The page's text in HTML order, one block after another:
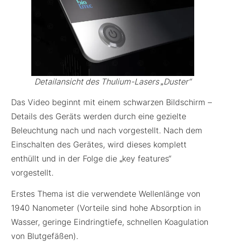
Detailansicht des Thulium-Lasers „Duster“
Das Video beginnt mit einem schwarzen Bildschirm –
Details des Geräts werden durch eine gezielte
Beleuchtung nach und nach vorgestellt. Nach dem
Einschalten des Gerätes, wird dieses komplett
enthüllt und in der Folge die „key features“
vorgestellt.
Erstes Thema ist die verwendete Wellenlänge von
1940 Nanometer (Vorteile sind hohe Absorption in
Wasser, geringe Eindringtiefe, schnellen Koagulation
von Blutgefäßen).